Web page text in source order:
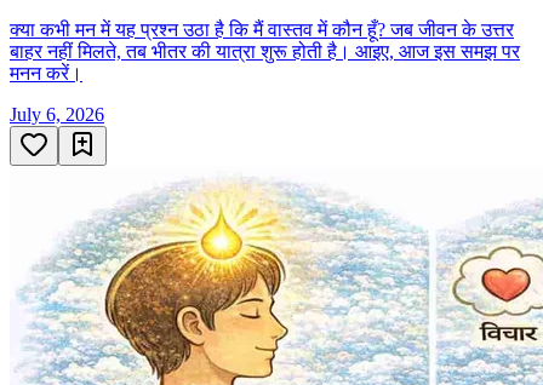
क्या कभी मन में यह प्रश्न उठा है कि मैं वास्तव में कौन हूँ? जब जीवन के उत्तर
बाहर नहीं मिलते, तब भीतर की यात्रा शुरू होती है। आइए, आज इस समझ पर
मनन करें।
July 6, 2026